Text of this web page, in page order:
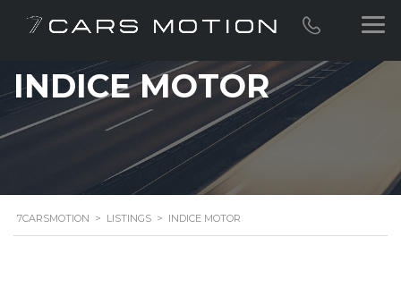
INDICE MOTOR
7CARSMOTION > LISTINGS > INDICE MOTOR